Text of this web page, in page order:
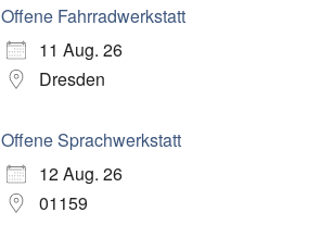
Offene Fahrradwerkstatt
11 Aug. 26
Dresden
Offene Sprachwerkstatt
12 Aug. 26
01159